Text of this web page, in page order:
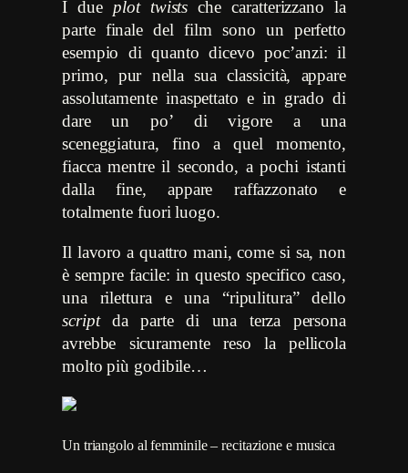
I dueplot twists che caratterizzano la
parte finale del film sono un perfetto
esempio di quanto dicevo poc’anzi: il
primo, pur nella sua classicità, appare
assolutamente inaspettato e in grado di
dare un po’ di vigore a una
sceneggiatura, fino a quel momento,
fiacca mentre il secondo, a pochi istanti
dalla fine, appare raffazzonato e
totalmente fuori luogo.
Il lavoro a quattro mani, come si sa, non
è sempre facile: in questo specifico caso,
una rilettura e una “ripulitura” dello
scriptda parte di una terza persona
avrebbe sicuramente reso la pellicola
molto più godibile…
Un triangolo al femminile – recitazione e musica